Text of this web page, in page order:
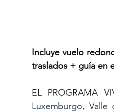
Incluye vuelo
traslados + guía en
EL PROGRAMA
Luxemburgo, Valle